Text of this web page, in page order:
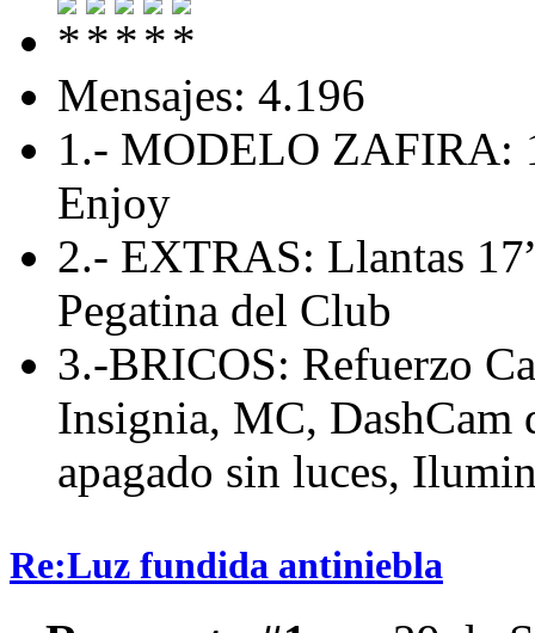
Mensajes: 4.196
1.- MODELO ZAFIRA:
Enjoy
2.- EXTRAS: Llantas
Pegatina del Club
3.-BRICOS: Refuerzo
Insignia, MC, DashCam
apagado sin luces,
Re:Luz fundida antiniebla